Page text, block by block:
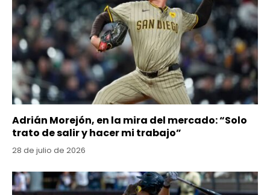
Adrián Morejón, en la mira del mercado: “Solo
trato de salir y hacer mi trabajo”
28 de julio de 2026